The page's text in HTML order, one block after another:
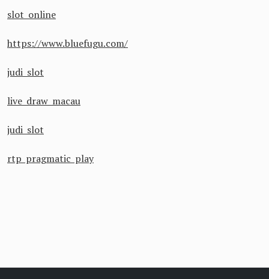
slot online
https://www.bluefugu.com/
judi slot
live draw macau
judi slot
rtp pragmatic play